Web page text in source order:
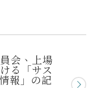
会、上場
る「サス
報」の記